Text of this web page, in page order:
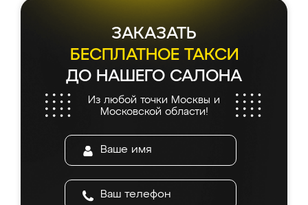
ЗАКАЗАТЬ
БЕСПЛАТНОЕ ТАКСИ
ДО НАШЕГО САЛОНА
Из любой точки Москвы и
Московской области!